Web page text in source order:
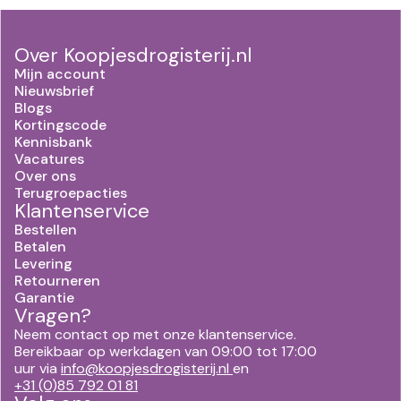
Over Koopjesdrogisterij.nl
Mijn account
Nieuwsbrief
Blogs
Kortingscode
Kennisbank
Vacatures
Over ons
Terugroepacties
Klantenservice
Bestellen
Betalen
Levering
Retourneren
Garantie
Vragen?
Neem contact op met onze klantenservice.
Bereikbaar op werkdagen van 09:00 tot 17:00
uur via info@koopjesdrogisterij.nl en
+31 (0)85 792 01 81